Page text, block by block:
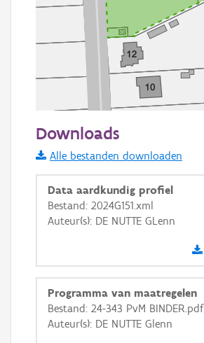
Informatie Vlaanderen
i
+ −
Basis Lagen
Downloads
Alle bestanden downloaden
Data aardkundig profiel
Bestand: 2024G151.xml
Auteur(s): DE NUTTE GLenn
Programma van maatregelen
Bestand: 24-343 PvM BINDER.pdf
Auteur(s): DE NUTTE Glenn